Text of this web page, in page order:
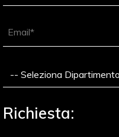
Richiesta: